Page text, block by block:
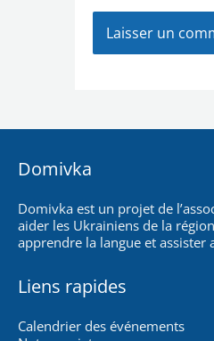
Domivka
Domivka est un projet de
aider les Ukrainiens de la
apprendre la langue et assister
Liens rapides
Calendrier des événements